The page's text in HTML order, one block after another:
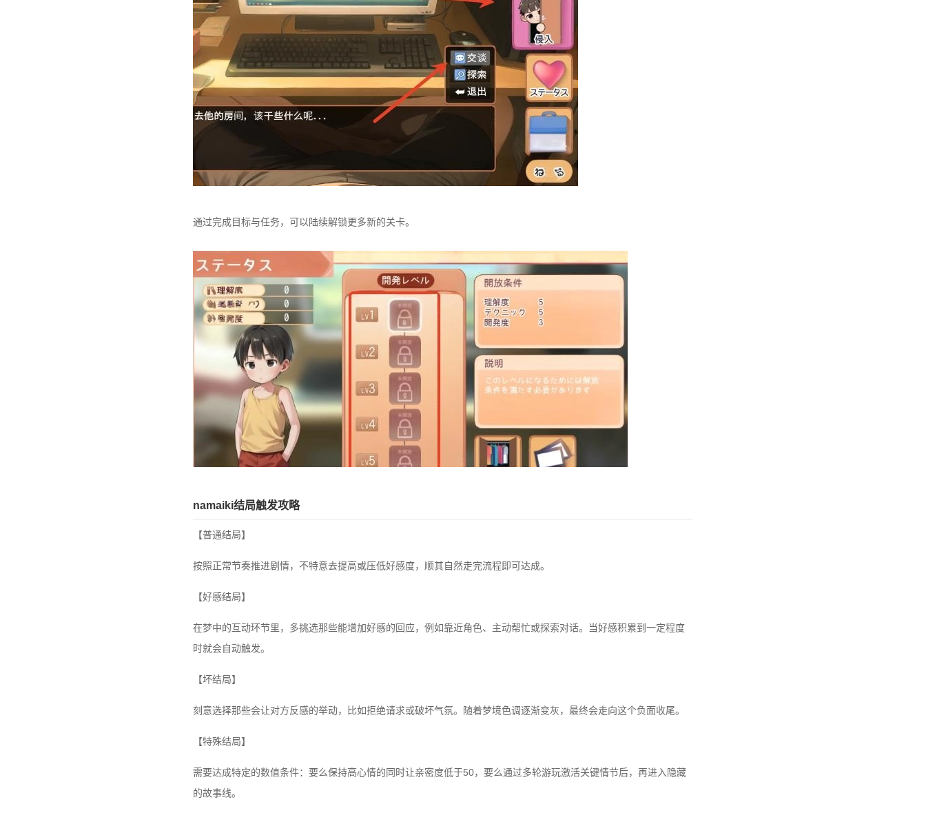
通过完成目标与任务，可以陆续解锁更多新的关卡。
namaiki结局触发攻略
【普通结局】
按照正常节奏推进剧情，不特意去提高或压低好感度，顺其自然走完流程即可达成。
【好感结局】
在梦中的互动环节里，多挑选那些能增加好感的回应，例如靠近角色、主动帮忙或探索对话。当好感积累到一定程度
时就会自动触发。
【坏结局】
刻意选择那些会让对方反感的举动，比如拒绝请求或破坏气氛。随着梦境色调逐渐变灰，最终会走向这个负面收尾。
【特殊结局】
需要达成特定的数值条件：要么保持高心情的同时让亲密度低于50，要么通过多轮游玩激活关键情节后，再进入隐藏
的故事线。